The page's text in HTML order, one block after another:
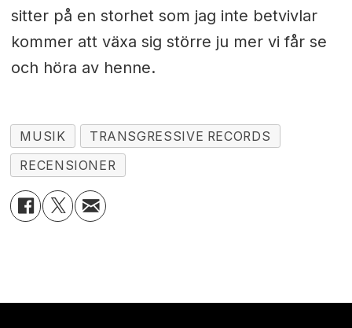
sitter på en storhet som jag inte betvivlar
kommer att växa sig större ju mer vi får se
och höra av henne.
MUSIK
TRANSGRESSIVE RECORDS
RECENSIONER